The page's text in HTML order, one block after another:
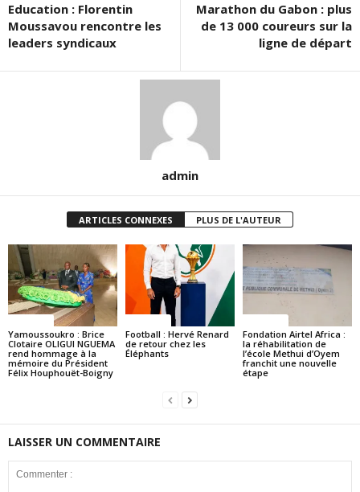
Education : Florentin
Moussavou rencontre les
leaders syndicaux
Marathon du Gabon : plus
de 13 000 coureurs sur la
ligne de départ
admin
ARTICLES CONNEXES PLUS DE L'AUTEUR
Yamoussoukro : Brice
Clotaire OLIGUI NGUEMA
rend hommage à la
mémoire du Président
Félix Houphouët-Boigny
Football : Hervé Renard
de retour chez les
Éléphants
Fondation Airtel Africa :
la réhabilitation de
l’école Methui d’Oyem
franchit une nouvelle
étape
LAISSER UN COMMENTAIRE